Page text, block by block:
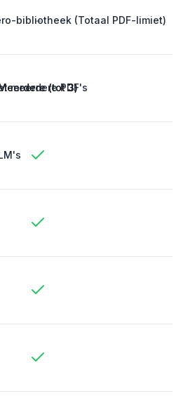
bibliotheek (Totaal PDF-limiet)
-
meerdere PDF's
(tot 3)